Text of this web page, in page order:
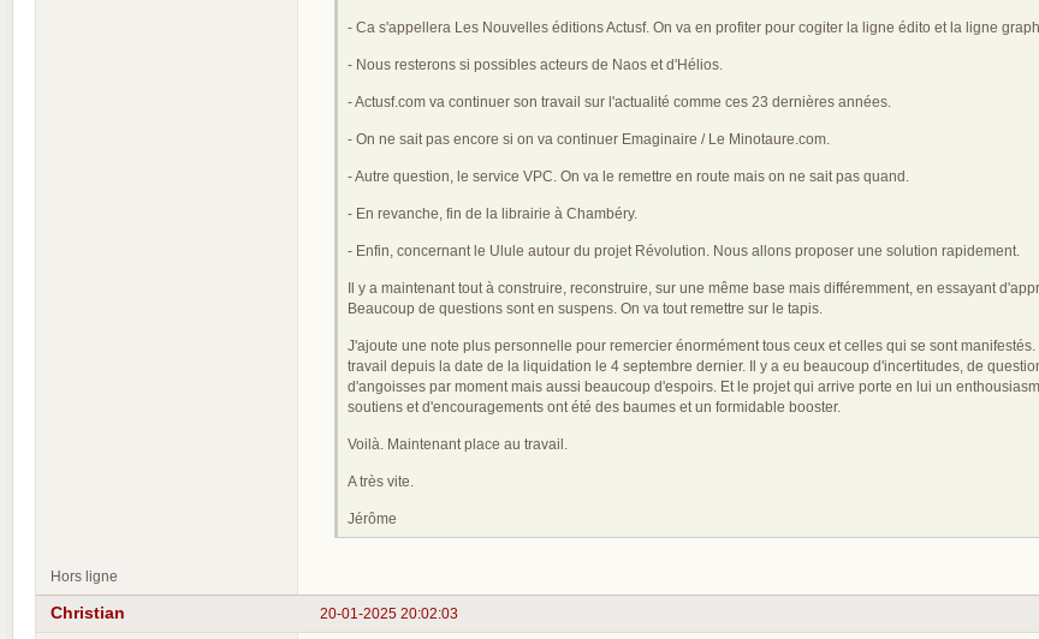
- Ca s'appellera Les Nouvelles éditions Actusf. On va en profiter pour cogiter la ligne édito et la ligne
- Nous resterons si possibles acteurs de Naos et d'Hélios.
- Actusf.com va continuer son travail sur l'actualité comme ces 23 dernières années.
- On ne sait pas encore si on va continuer Emaginaire / Le Minotaure.com.
- Autre question, le service VPC. On va le remettre en route mais on ne sait pas quand.
- En revanche, fin de la librairie à Chambéry.
- Enfin, concernant le Ulule autour du projet Révolution. Nous allons proposer une solution rapidement.
Il y a maintenant tout à construire, reconstruire, sur une même base mais différemment, en essayant
Beaucoup de questions sont en suspens. On va tout remettre sur le tapis.
J'ajoute une note plus personnelle pour remercier énormément tous ceux et celles qui se sont
travail depuis la date de la liquidation le 4 septembre dernier. Il y a eu beaucoup d'incertitudes, de
d'angoisses par moment mais aussi beaucoup d'espoirs. Et le projet qui arrive porte en lui un
soutiens et d'encouragements ont été des baumes et un formidable booster.
Voilà. Maintenant place au travail.
A très vite.
Jérôme
Hors ligne
20-01-2025 20:02:03
Christian